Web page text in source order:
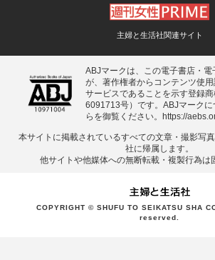
主婦と生活社関連サイト
ABJマークは、この電子書店・電
が、著作権者からコンテンツ使
サービスであることを示す登録
6091713号）です。ABJマーク
らを御覧ください。
https://
本サイトに掲載されているすべての⽂章・撮影写
社に帰属します。
他サイトや他媒体への無断転載・複製⾏為は
COPYRIGHT © SHUFU TO SEIKATSU SHA
reserved.